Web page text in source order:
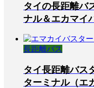
タイの長距離バ
ナル＆エカマイ
長距離バス
タイ長距離バス
ターミナル（エ